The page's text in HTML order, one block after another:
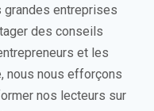
entreprises
des conseils
et les
nous nous efforçons
nos lecteurs sur